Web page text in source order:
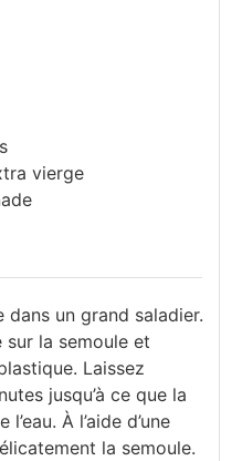
vierge
dans un grand saladier.
sur la semoule et
Laissez
jusqu’à ce que la
À l’aide d’une
la semoule.